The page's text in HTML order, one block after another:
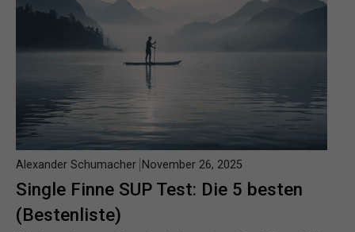
Single Finne SUP Test: Die 5 besten
(Bestenliste)
Alexander Schumacher November 26, 2025